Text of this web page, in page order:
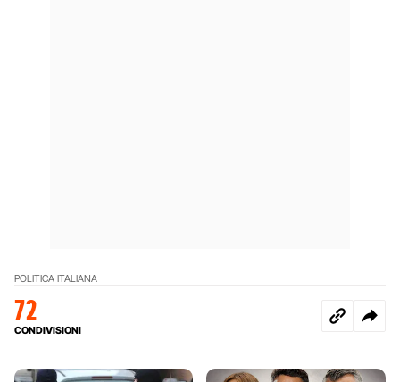
POLITICA ITALIANA
72
CONDIVISIONI